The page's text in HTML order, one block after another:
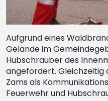
Aufgrund eines
Gelände im
Hubschrauber des
angefordert. Gleichzeitig
Zams als
Feuerwehr und